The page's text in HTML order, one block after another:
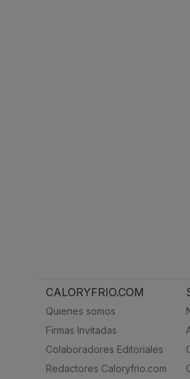
CALORYFRIO.COM
Quienes somos
Firmas Invitadas
Colaboradores Editoriales
Redactores Caloryfrio.com